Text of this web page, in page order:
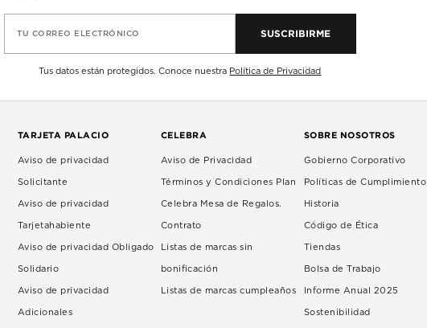
TU CORREO ELECTRÓNICO SUSCRIBIRME
Tus datos están protegidos. Conoce nuestra Política de Privacidad
TARJETA PALACIO
Aviso de privacidad
Solicitante
Aviso de privacidad
Tarjetahabiente
Aviso de privacidad Obligado
Solidario
Aviso de privacidad
Adicionales
CELEBRA
Aviso de Privacidad
Términos y Condiciones Plan
Celebra Mesa de Regalos.
Contrato
Listas de marcas sin
bonificación
Listas de marcas cumpleaños
SOBRE NOSOTROS
Gobierno Corporativo
Políticas de Cumplimiento
Historia
Código de Ética
Tiendas
Bolsa de Trabajo
Informe Anual 2025
Sostenibilidad